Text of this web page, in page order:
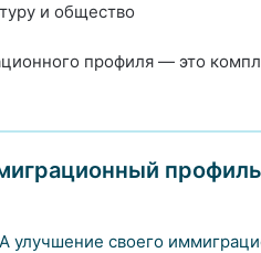
и общество
профиля — это
своего